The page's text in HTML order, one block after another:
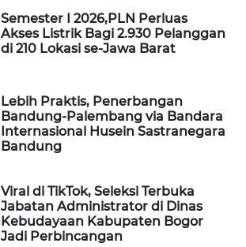
Semester I 2026,PLN Perluas
Akses Listrik Bagi 2.930 Pelanggan
di 210 Lokasi se-Jawa Barat
Lebih Praktis, Penerbangan
Bandung-Palembang via Bandara
Internasional Husein Sastranegara
Bandung
Viral di TikTok, Seleksi Terbuka
Jabatan Administrator di Dinas
Kebudayaan Kabupaten Bogor
Jadi Perbincangan